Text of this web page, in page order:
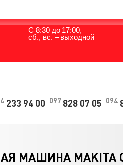
С 8:30 до 17:00,
сб., вс. – выходной
233 94 00 097 828 07 05 094
МАШИНА MAKITA